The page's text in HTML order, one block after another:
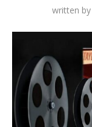
written by